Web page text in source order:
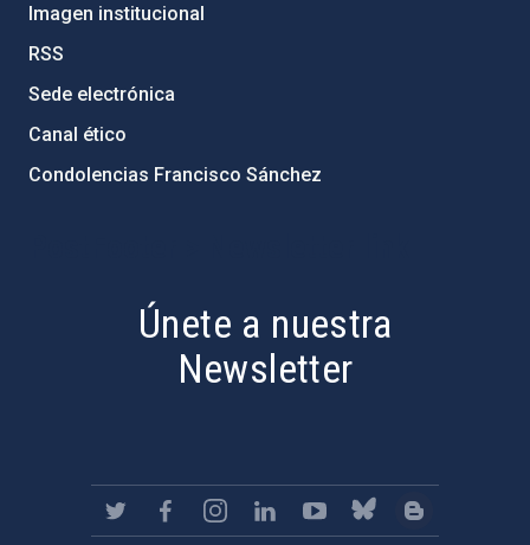
Imagen institucional
RSS
Sede electrónica
Canal ético
Condolencias Francisco Sánchez
Únete a nuestra
Newsletter